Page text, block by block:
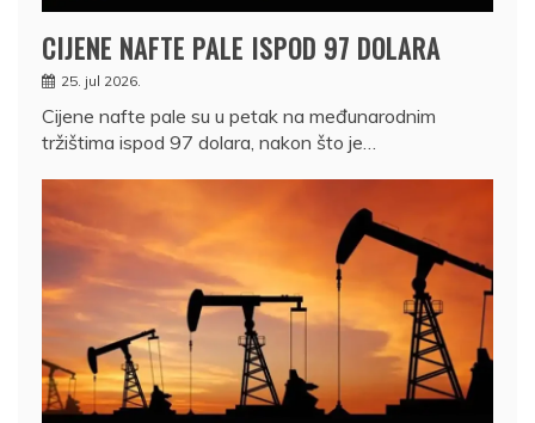
CIJENE NAFTE PALE ISPOD 97 DOLARA
25. jul 2026.
Cijene nafte pale su u petak na međunarodnim
tržištima ispod 97 dolara, nakon što je…